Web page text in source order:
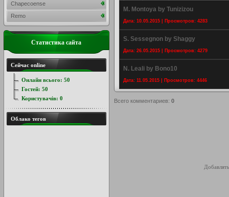
M. Montoya by Tunizizou
Дата: 10.05.2015 | Просмотров: 4283
S. Sessegnon by Shaggy
Дата: 26.05.2015 | Просмотров: 4279
N. Leali by Bono10
Дата: 11.05.2015 | Просмотров: 4446
Всего комментариев: 0
Chapecoense
Remo
Статистика сайта
Сейчас online
Онлайн всього: 50
Гостей: 50
Користувачів: 0
Облако тегов